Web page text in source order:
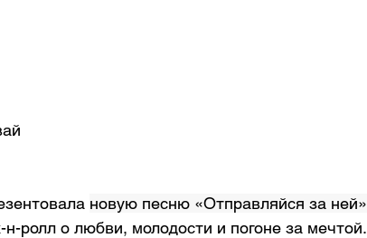
новую песню «Отправляйся за ней»
ролл о любви, молодости и погоне за мечтой.